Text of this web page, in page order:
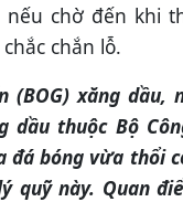
chờ đến khi
chắn lỗ.
(BOG) xăng dầu,
dầu thuộc Bộ
bóng vừa thổi
quỹ này. Quan